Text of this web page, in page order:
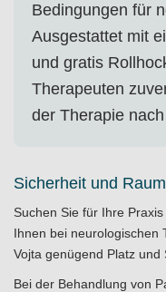
Bedingungen für
Ausgestattet mit
und gratis
Therapeuten
der Therapie
Sicherheit und
Suchen Sie für Ihre
Ihnen bei neurologischen
Vojta genügend Platz und
Bei der Behandlung von